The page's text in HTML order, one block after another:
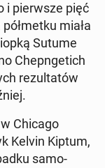
i pier­wsze pięć
miała
Sutume
Chep­ngetich
rezul­tatów
Chicago
Kelvin Kiptum,
samo­